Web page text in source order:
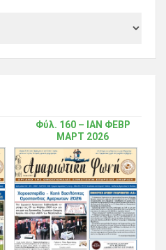
Φύλ. 160 – ΙΑΝ ΦΕΒΡ
ΜΑΡΤ 2026